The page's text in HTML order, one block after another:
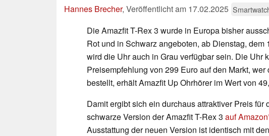
Hannes Brecher, Veröffentlicht am 17.02.2025
Die Amazfit T-Rex 3 wurde in Europa bisher
Rot und in Schwarz angeboten, ab Dienstag, dem
wird die Uhr auch in Grau verfügbar sein. Die Uhr
Preisempfehlung von 299 Euro auf den Markt,
bestellt, erhält Amazfit Up Ohrhörer im Wert von
Damit ergibt sich ein durchaus attraktiver Preis
schwarze Version der Amazfit T-Rex 3 auf Amazon
Ausstattung der neuen Version ist identisch mit